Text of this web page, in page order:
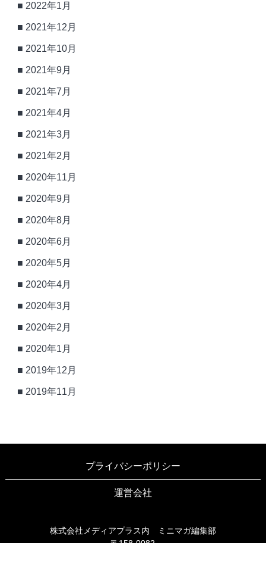
2022年1月
2021年12月
2021年10月
2021年9月
2021年7月
2021年4月
2021年3月
2021年2月
2020年11月
2020年9月
2020年8月
2020年6月
2020年5月
2020年4月
2020年3月
2020年2月
2020年1月
2019年12月
2019年11月
プライバシーポリシー
運営会社
株式会社メディアプラス内 ミニマガ編集部
〒158-0082